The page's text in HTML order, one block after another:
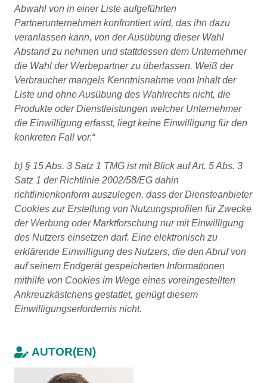
Abwahl von in einer Liste aufgeführten
Partnerunternehmen konfrontiert wird, das ihn dazu
veranlassen kann, von der Ausübung dieser Wahl
Abstand zu nehmen und stattdessen dem Unternehmer
die Wahl der Werbepartner zu überlassen. Weiß der
Verbraucher mangels Kenntnisnahme vom Inhalt der
Liste und ohne Ausübung des Wahlrechts nicht, die
Produkte oder Dienstleistungen welcher Unternehmer
die Einwilligung erfasst, liegt keine Einwilligung für den
konkreten Fall vor.
b) § 15 Abs. 3 Satz 1 TMG ist mit Blick auf Art. 5 Abs. 3
Satz 1 der Richtlinie 2002/58/EG dahin
richtlinienkonform auszulegen, dass der Diensteanbieter
Cookies zur Erstellung von Nutzungsprofilen für Zwecke
der Werbung oder Marktforschung nur mit Einwilligung
des Nutzers einsetzen darf. Eine elektronisch zu
erklärende Einwilligung des Nutzers, die den Abruf von
auf seinem Endgerät gespeicherten Informationen
mithilfe von Cookies im Wege eines voreingestellten
Ankreuzkästchens gestattet, genügt diesem
Einwilligungserfordernis nicht.
AUTOR(EN)